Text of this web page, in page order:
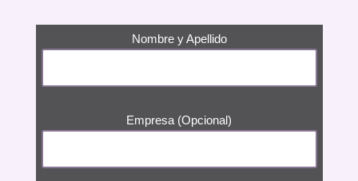
Nombre y Apellido
Empresa (Opcional)